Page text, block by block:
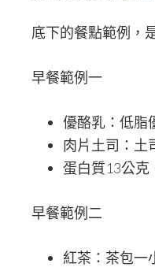
底下的餐點範例，
早餐範例一
優酪乳：低脂
肉片土司：土
蛋白質13公克
早餐範例二
紅茶：茶包一